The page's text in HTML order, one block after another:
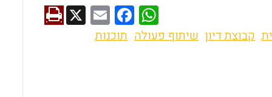
W
h
F
a
E
m
X
קבוצת דיון שיתוף פעולה תוכנות